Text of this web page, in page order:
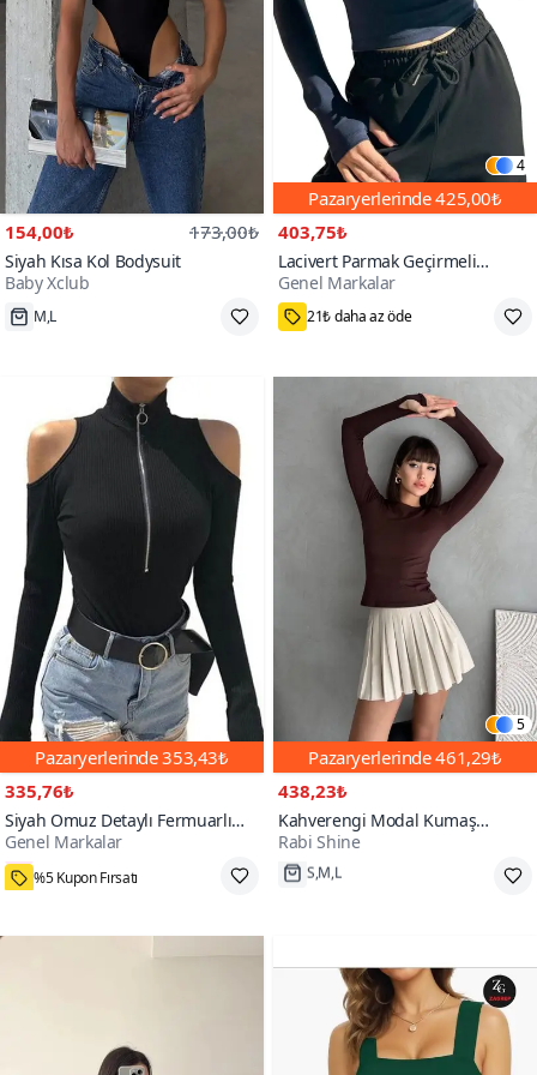
154,00₺ 173,00₺
Siyah Kısa Kol Bodysuit
Baby Xclub
200+
M,L
4
Pazaryerlerinde425,00₺
403,75₺
Lacivert Parmak Geçirmeli
Bisiklet Yaka Crop Body
Genel Markalar
200+
21₺ daha az öde
Pazaryerlerinde353,43₺
335,76₺
Siyah Omuz Detaylı Fermuarlı
Fitilli Esnek Crop
Genel Markalar
1000+
%5 Kupon Fırsatı
5
Pazaryerlerinde461,29₺
438,23₺
Kahverengi Modal Kumaş
Parmak Geçirmeli Body
Rabi Shine
S,M,L